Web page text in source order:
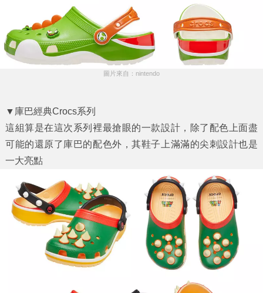
圖片來自：nintendo
▼庫巴經典Crocs系列
這組算是在這次系列裡最搶眼的一款設計，除了配色上面盡
可能的還原了庫巴的配色外，其鞋子上滿滿的尖刺設計也是
一大亮點